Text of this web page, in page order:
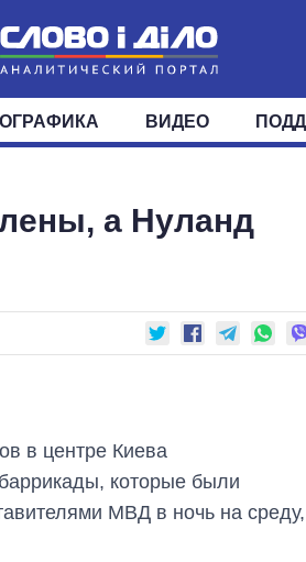
ЭКОНОМИКА ОБЩЕСТВО
КОМИТЕТЫ ФРАКЦИИ ОКРУГА
ВИДЕО
а Нуланд
в центре Киева
которые были
МВД в ночь на среду,